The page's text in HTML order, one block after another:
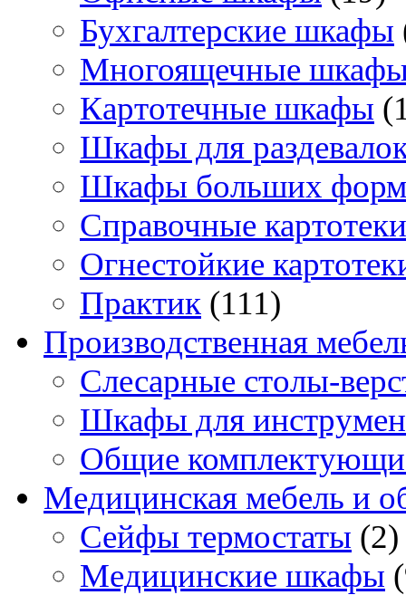
Бухгалтерские шкафы
Многоящечные
Картотечные шкафы
Шкафы для
Шкафы больших
Справочные картотеки
Огнестойкие
Практик (111)
Производственная
Слесарные столы-
Шкафы для
Общие
Медицинская мебель и
Сейфы термостаты (2)
Медицинские шкафы